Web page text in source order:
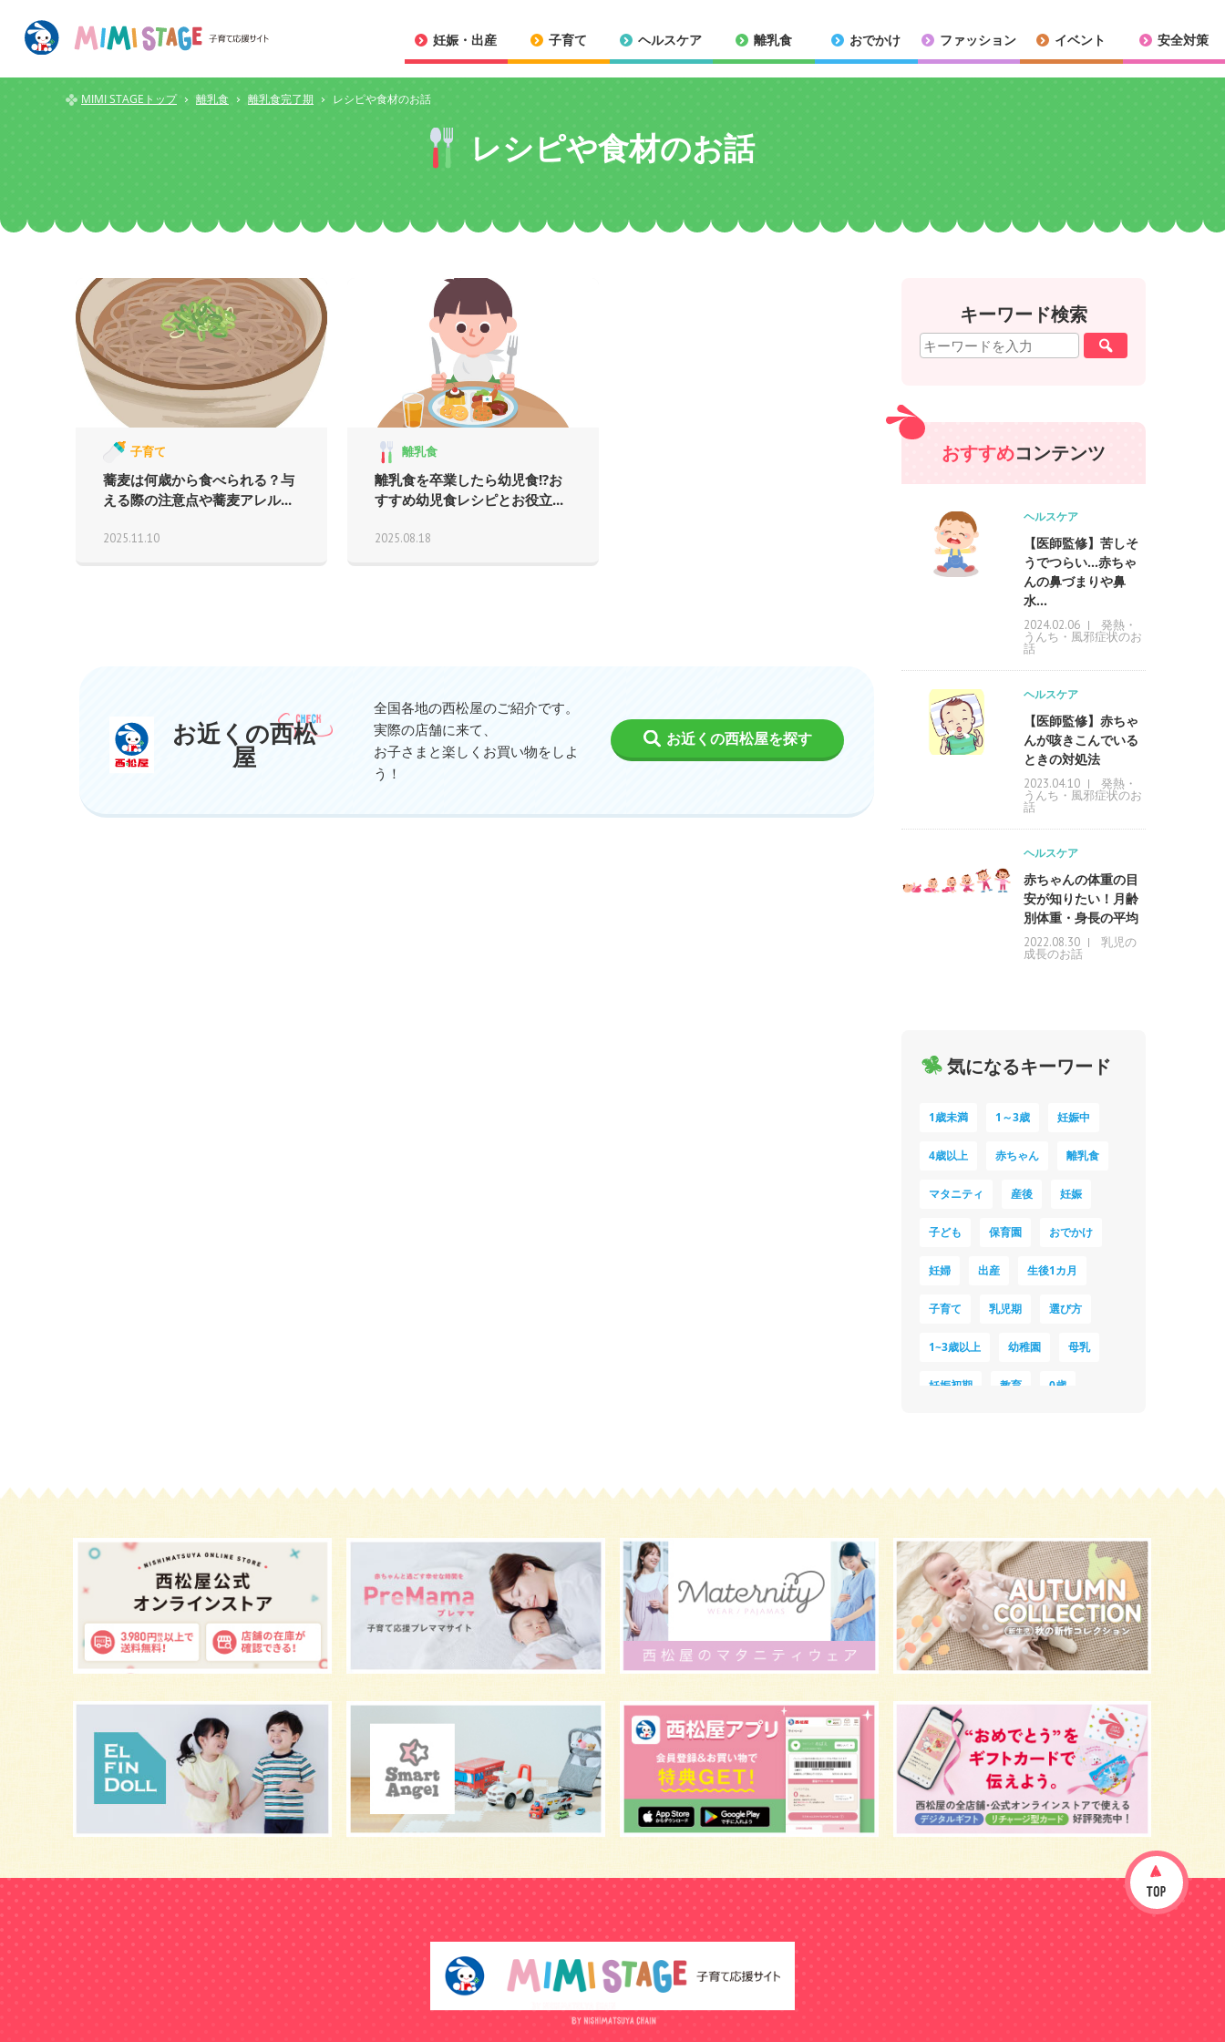
妊娠・出産 子育て ヘルスケア 離乳食 おでかけ ファッション イベント 安全対策
MIMI STAGEトップ 離乳食 離乳食完了期 レシピや食材のお話
レシピや食材のお話
子育て
蕎麦は何歳から食べられる？与
える際の注意点や蕎麦アレル...
2025.11.10
離乳食
離乳食を卒業したら幼児食!?お
すすめ幼児食レシピとお役立...
2025.08.18
お近くの西松
屋
全国各地の西松屋のご紹介です。
実際の店舗に来て、
お子さまと楽しくお買い物をしよ
う！
お近くの西松屋を探す
キーワード検索
おすすめコンテンツ
ヘルスケア
【医師監修】苦しそ
うでつらい…赤ちゃ
んの鼻づまりや鼻
水...
2024.02.06 発熱・
うんち・風邪症状のお
話
ヘルスケア
【医師監修】赤ちゃ
んが咳きこんでいる
ときの対処法
2023.04.10 発熱・
うんち・風邪症状のお
話
ヘルスケア
赤ちゃんの体重の目
安が知りたい！月齢
別体重・身長の平均
2022.08.30 乳児の
成長のお話
気になるキーワード
1歳未満 1～3歳 妊娠中
4歳以上 赤ちゃん 離乳食
マタニティ 産後 妊娠
子ども 保育園 おでかけ
妊婦 出産 生後1カ月
子育て 乳児期 選び方
1~3歳以上 幼稚園 母乳
妊娠初期 教育 0歳
服装 育休 飲み物
ベビーカー 1歳未満、1～3歳
おむつ 出産準備 習い事
誕生日 遊ぶ 夏
イヤイヤ期 ベビーウェア 歯
エアコン 適切温度 帽子
授乳 チャイルドシート
予防接種 お祝い ケーキ
小学生 家族写真 産休
お昼寝 症状 改善